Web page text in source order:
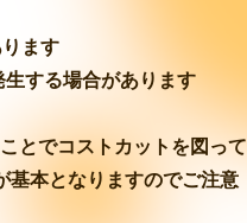
ます
する場合があります
とでコストカットを図って
基本となりますのでご注意